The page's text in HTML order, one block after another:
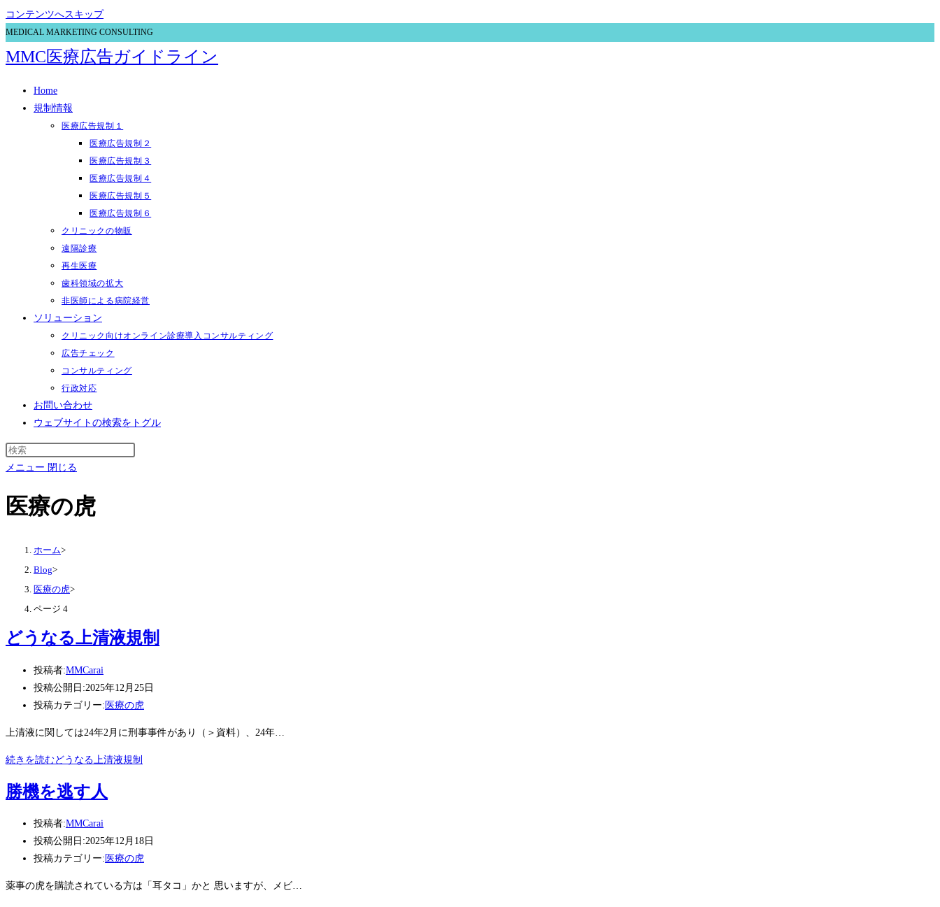
コンテンツへスキップ
MEDICAL MARKETING CONSULTING
MMC医療広告ガイドライン
Home
規制情報
医療広告規制１
医療広告規制２
医療広告規制３
医療広告規制４
医療広告規制５
医療広告規制６
クリニックの物販
遠隔診療
再生医療
歯科領域の拡大
非医師による病院経営
ソリューション
クリニック向けオンライン診療導入コンサルティング
広告チェック
コンサルティング
行政対応
お問い合わせ
ウェブサイトの検索をトグル
メニュー 閉じる
医療の虎
ホーム>
Blog>
医療の虎>
ページ 4
どうなる上清液規制
投稿者:MMCarai
投稿公開日:2025年12月25日
投稿カテゴリー: 医療の虎
上清液に関しては24年2月に刑事事件があり（＞資料）、24年…
続きを読むどうなる上清液規制
勝機を逃す人
投稿者:MMCarai
投稿公開日:2025年12月18日
投稿カテゴリー: 医療の虎
薬事の虎を購読されている方は「耳タコ」かと 思いますが、メビ…